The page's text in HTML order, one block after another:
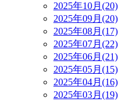
2025年10月(20)
2025年09月(20)
2025年08月(17)
2025年07月(22)
2025年06月(21)
2025年05月(15)
2025年04月(16)
2025年03月(19)